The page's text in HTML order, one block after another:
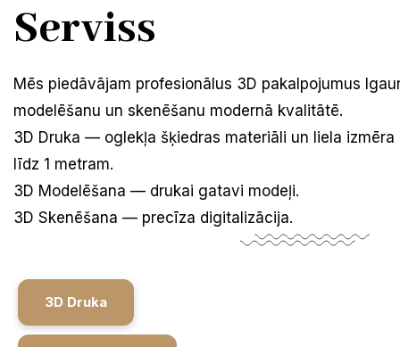
Serviss
Mēs piedāvājam profesionālus 3D pakalpojumus
modelēšanu un skenēšanu modernā kvalitātē.
3D Druka — oglekļa šķiedras materiāli un liela
līdz 1 metram.
3D Modelēšana — drukai gatavi modeļi.
3D Skenēšana — precīza digitalizācija.
3D Druka